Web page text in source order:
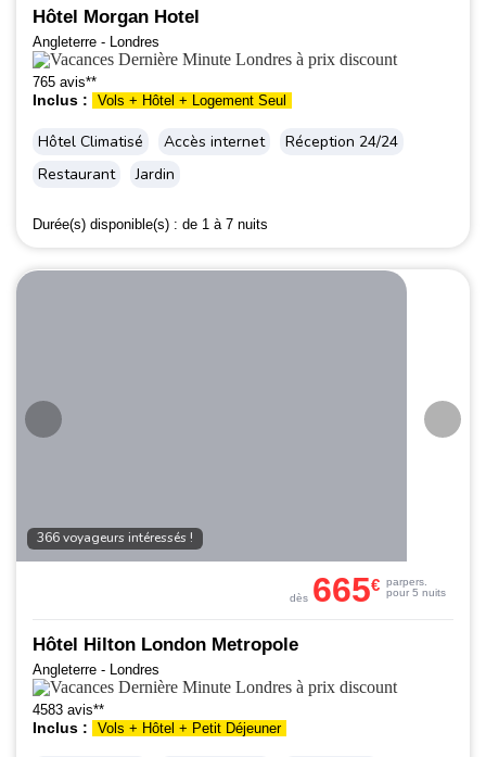
Hôtel Morgan Hotel
Angleterre - Londres
765 avis**
Inclus : Vols + Hôtel + Logement Seul
Hôtel Climatisé Accès internet
Réception 24/24
Restaurant
Jardin
Durée(s) disponible(s) : de 1 à 7 nuits
366 voyageurs intéressés !
Hôtel Hilton London Metropole
Angleterre - Londres
4583 avis**
Inclus : Vols + Hôtel + Petit Déjeuner
dès 665€ parpers.
pour 5 nuits